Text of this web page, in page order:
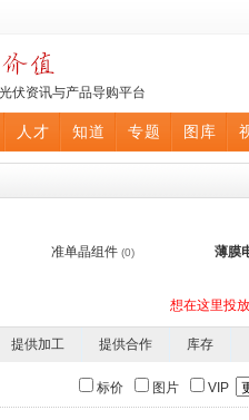
伏资讯与产品导购平台
人才 知道 专题 图库
准单晶组件 (0) 薄膜
想在这里投
提供加工 提供合作 库存
标价 图片 VIP